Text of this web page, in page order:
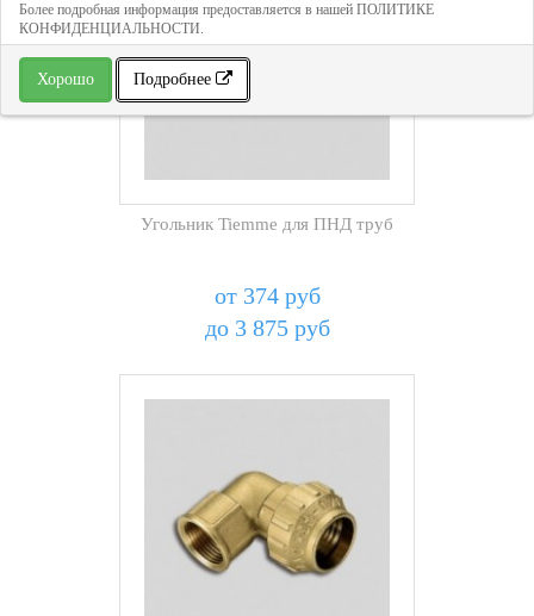
Угольник Tiemme для ПНД труб
от 374 руб
до 3 875 руб
Более подробная информация предоставляется в нашей ПОЛИТИКЕ
КОНФИДЕНЦИАЛЬНОСТИ.
Хорошо Подробнее